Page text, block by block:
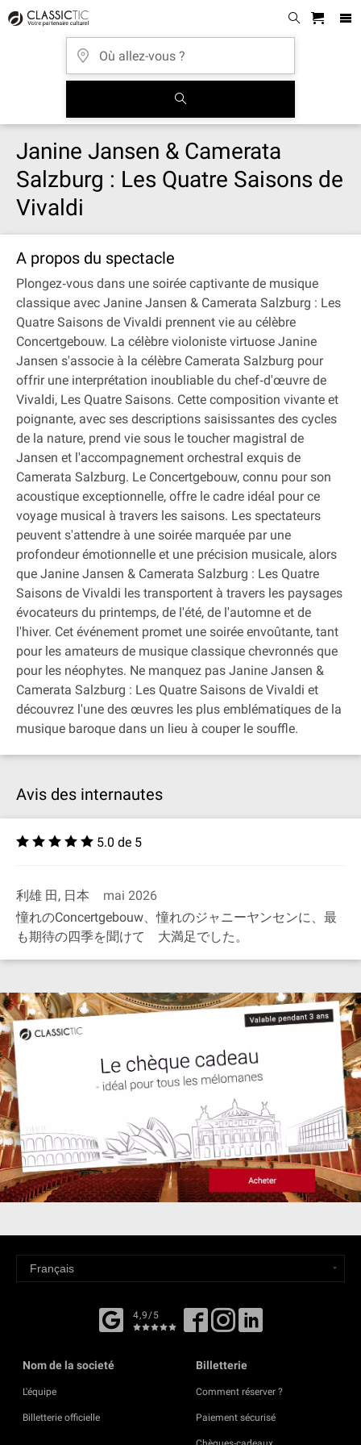
Janine Jansen & Camerata
Salzburg : Les Quatre Saisons de
Vivaldi
A propos du spectacle
Plongez‐vous dans une soirée captivante de musique
classique avec Janine Jansen & Camerata Salzburg : Les
Quatre Saisons de Vivaldi prennent vie au célèbre
Concertgebouw. La célèbre violoniste virtuose Janine
Jansen s'associe à la célèbre Camerata Salzburg pour
offrir une interprétation inoubliable du chef‐d'œuvre de
Vivaldi, Les Quatre Saisons. Cette composition vivante et
poignante, avec ses descriptions saisissantes des cycles
de la nature, prend vie sous le toucher magistral de
Jansen et l'accompagnement orchestral exquis de
Camerata Salzburg. Le Concertgebouw, connu pour son
acoustique exceptionnelle, offre le cadre idéal pour ce
voyage musical à travers les saisons. Les spectateurs
peuvent s'attendre à une soirée marquée par une
profondeur émotionnelle et une précision musicale, alors
que Janine Jansen & Camerata Salzburg : Les Quatre
Saisons de Vivaldi les transportent à travers les paysages
évocateurs du printemps, de l'été, de l'automne et de
l'hiver. Cet événement promet une soirée envoûtante, tant
pour les amateurs de musique classique chevronnés que
pour les néophytes. Ne manquez pas Janine Jansen &
Camerata Salzburg : Les Quatre Saisons de Vivaldi et
découvrez l'une des œuvres les plus emblématiques de la
musique baroque dans un lieu à couper le souffle.
Avis des internautes
5.0 de 5
利雄 田, 日本
mai 2026
憧れのConcertgebouw、憧れのジャニーヤンセンに、最
も期待の四季を聞けて 大満足でした。
4,9/5
Nom de la societé
L'équipe
Billetterie officielle
Billetterie
Comment réserver ?
Paiement sécurisé